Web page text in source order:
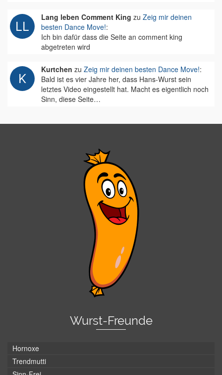
Lang leben Comment King zu Zeig mir deinen
besten Dance Move!:
Ich bin dafür dass die Seite an comment king
abgetreten wird
Kurtchen zu Zeig mir deinen besten Dance Move!:
Bald ist es vier Jahre her, dass Hans-Wurst sein
letztes Video eingestellt hat. Macht es eigentlich noch
Sinn, diese Seite…
Wurst-Freunde
Hornoxe
Trendmutti